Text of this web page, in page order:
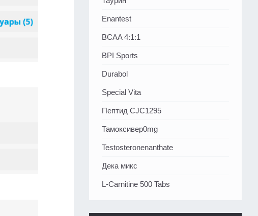
Enantest
BCAA 4:1:1
BPI Sports
Durabol
Special Vita
Пептид CJC1295
Тамоксивер0mg
Testosteronenanthate
Дека микс
L-Carnitine 500 Tabs